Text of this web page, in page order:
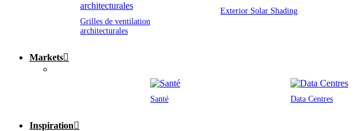
Grilles de ventilation
architecturales
Exterior Solar Shading
Markets
Santé Data Centres
Inspiration